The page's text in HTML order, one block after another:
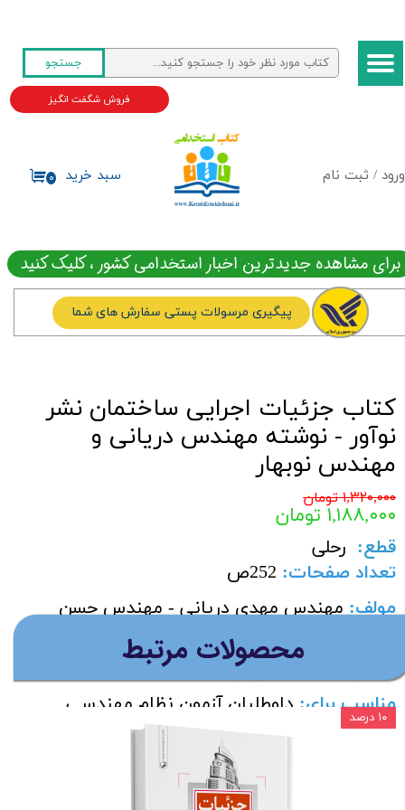
ورود / ثبت نام
حساب کاربری من
تغییر گذر واژه
جستجو
۰ سبد خرید
فروش شگفت انگیز
برای مشاهده جدیدترین اخبار استخدامی کشور ، کلیک کنید
پیگیری مرسولات پستی سفارش های شما
کتاب جزئیات اجرایی ساختمان نشر
نوآور - نوشته مهندس دریانی و
مهندس نوبهار
۱,۳۲۰,۰۰۰ تومان
۱,۱۸۸,۰۰۰ تومان
قطع: رحلی
تعداد صفحات:
252ص
مولف:مهندس مهدی دریانی - مهندس حسن
آخرین چاپ ناشر
مناسب برای: داوطلبان آزمون نظام مهندسی
رشته معماری گرایش های نظارت ، اجرا و طراحی
این کتاب شامل پاسخنامه کاملا تشریحی آزمون‌
​محصولات مرتبط
۱۰ درصد